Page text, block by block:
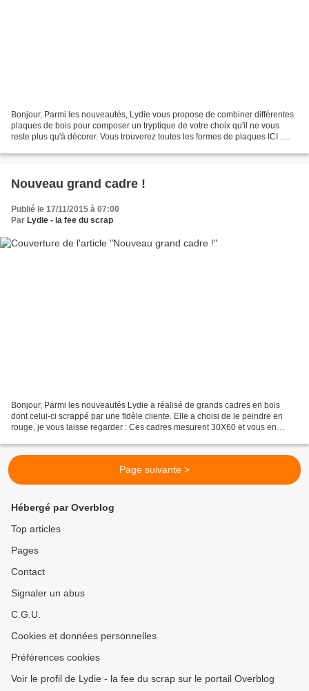
Bonjour, Parmi les nouveautés, Lydie vous propose de combiner différentes
plaques de bois pour composer un tryptique de votre choix qu'il ne vous
reste plus qu'à décorer. Vous trouverez toutes les formes de plaques ICI .
Nouveau grand cadre !
Publié le 17/11/2015 à 07:00
Par Lydie - la fee du scrap
Bonjour, Parmi les nouveautés Lydie a réalisé de grands cadres en bois
dont celui-ci scrappé par une fidèle cliente. Elle a choisi de le peindre en
rouge, je vous laisse regarder : Ces cadres mesurent 30X60 et vous en
Page suivante >
Hébergé par Overblog
Top articles
Pages
Contact
Signaler un abus
C.G.U.
Cookies et données personnelles
Préférences cookies
Voir le profil de Lydie - la fee du scrap sur le portail Overblog